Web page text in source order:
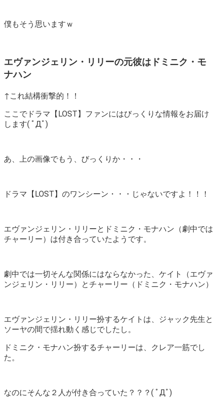
僕もそう思いますｗ
エヴァンジェリン・リリーの元彼はドミニク・モ
ナハン
↑これ結構衝撃的！！
ここでドラマ【LOST】ファンにはびっくりな情報をお届け
します( ﾟДﾟ)
あ、上の画像でもう、びっくりか・・・
ドラマ【LOST】のワンシーン・・・じゃないですよ！！！
エヴァンジェリン・リリーとドミニク・モナハン（劇中では
チャーリー）は付き合っていたようです。
劇中では一切そんな関係にはならなかった、ケイト（エヴァ
ンジェリン・リリー）とチャーリー（ドミニク・モナハン）
エヴァンジェリン・リリー扮するケイトは、ジャック先生と
ソーヤの間で揺れ動く感じでしたし。
ドミニク・モナハン扮するチャーリーは、クレア一筋でし
た。
なのにそんな２人が付き合っていた？？？( ﾟДﾟ)